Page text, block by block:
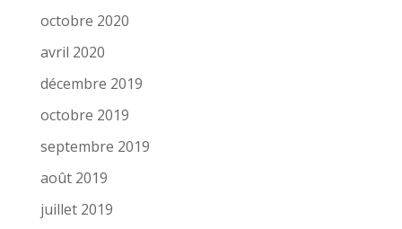
octobre 2020
avril 2020
décembre 2019
octobre 2019
septembre 2019
août 2019
juillet 2019